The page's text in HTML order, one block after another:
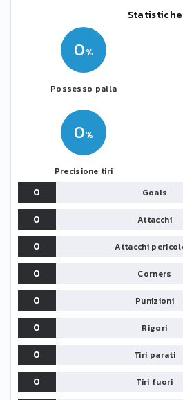
Statistiche
0
Possesso palla
0
Precisione tiri
0 Goals
0
Attacchi
0
Attacchi
0
Corners
0
Punizioni
0
Rigori
0
Tiri parati
0
Tiri fuori